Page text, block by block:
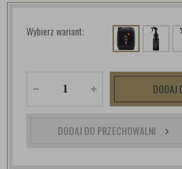
Wybierz wariant:
DODAJ
DODAJ DO PRZECHOWALNI